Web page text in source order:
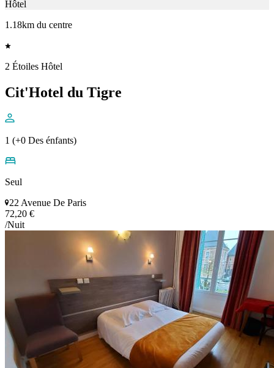
Hôtel
1.18km du centre
2 Étoiles Hôtel
Cit'Hotel du Tigre
1 (+0 Des énfants)
Seul
22 Avenue De Paris
72,20 €
/Nuit